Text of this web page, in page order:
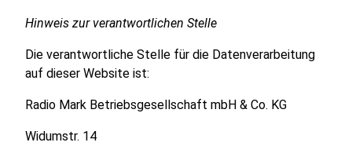
Hinweis zur verantwortlichen Stelle
Die verantwortliche Stelle für die Datenverarbeitung
auf dieser Website ist:
Radio Mark Betriebsgesellschaft mbH & Co. KG
Widumstr. 14